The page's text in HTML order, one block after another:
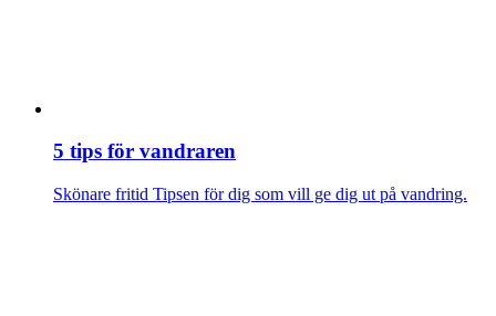
5 tips för vandraren
Skönare fritid Tipsen för dig som vill ge dig ut på vandring.